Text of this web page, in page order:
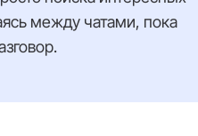
между чатами, пока